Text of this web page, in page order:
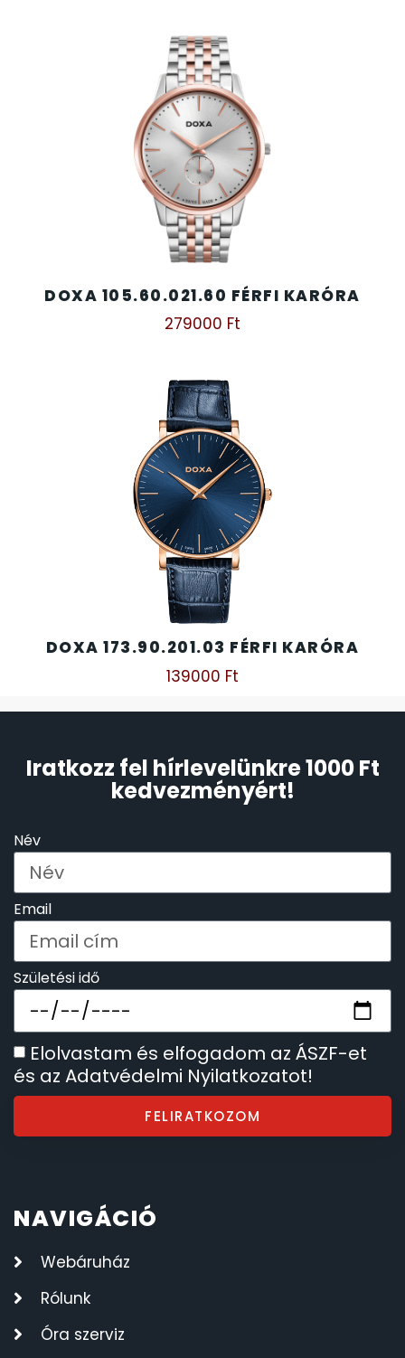
DOXA 105.60.021.60 FÉRFI KARÓRA
279000 Ft
DOXA 173.90.201.03 FÉRFI KARÓRA
139000 Ft
Iratkozz fel hírlevelünkre 1000 Ft
kedvezményért!
Név
Email
Születési idő
Elolvastam és elfogadom az ÁSZF-et
és az Adatvédelmi Nyilatkozatot!
FELIRATKOZOM
NAVIGÁCIÓ
Webáruház
Rólunk
Óra szerviz